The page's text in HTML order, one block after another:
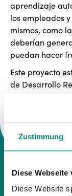
Zustimmung
Diese Webseite
Diese Website
aprendizaje
los empleados
mismos, como
deberían
puedan hacer
Este proyecto
de Desarrollo